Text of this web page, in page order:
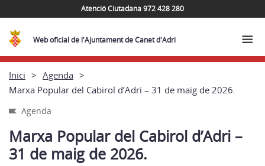
Atenció Ciutadana 972 428 280
Web oficial de l'Ajuntament de Canet d'Adri
Inici
Agenda
Marxa Popular del Cabirol d’Adri – 31 de maig de 2026.
Agenda
Marxa Popular del Cabirol d’Adri –
31 de maig de 2026.